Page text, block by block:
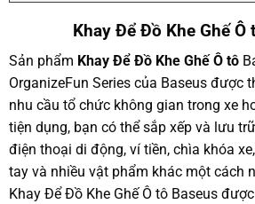
Khay Để Đồ Khe Ghế Ô
Sản phẩm Khay Để Đồ Khe Ghế Ô tô
OrganizeFun Series của Baseus được
nhu cầu tổ chức không gian trong xe
tiện dụng, bạn có thể sắp xếp và lưu
điện thoại di động, ví tiền, chìa khóa
tay và nhiều vật phẩm khác một cách
Khay Để Đồ Khe Ghế Ô tô Baseus